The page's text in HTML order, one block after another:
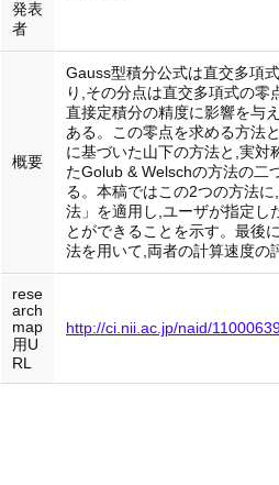
発表
者
概要
Gauss型積分公式は直交多項
り,その分点は直交多項式の零
直接定積分の精度に影響を与
ある。この零点を求める方法
に基づいた山下の方法と,実対
たGolub & Welschの方法の二
る。本稿ではこの2つの方法
法」を適用し,ユーザが指定し
とができることを示す。最後
法を用いて,両者の計算速度の
rese
arch
map
用U
RL
http://ci.nii.ac.jp/naid/